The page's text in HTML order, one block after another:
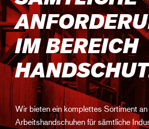
IM BEREICH
Wir bieten ein komplettes Sortiment an
Arbeitshandschuhen für sämtliche